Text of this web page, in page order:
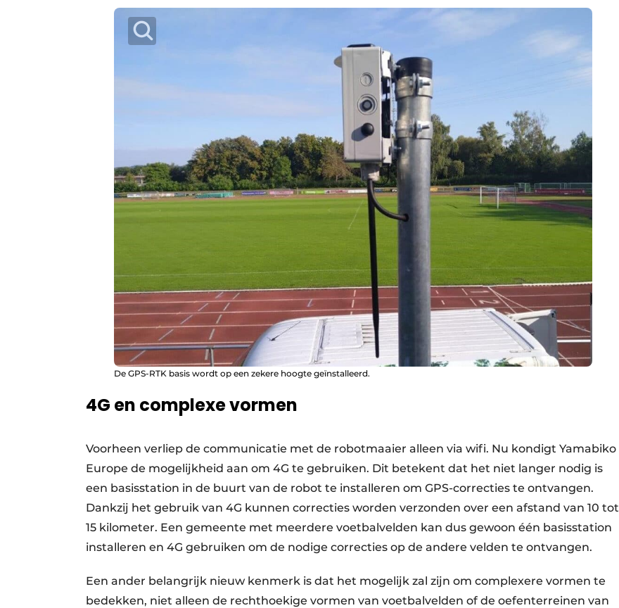
De GPS-RTK basis wordt op een zekere hoogte geïnstalleerd.
4G en complexe vormen
Voorheen verliep de communicatie met de robotmaaier alleen via wifi. Nu kondigt Yamabiko
Europe de mogelijkheid aan om 4G te gebruiken. Dit betekent dat het niet langer nodig is
een basisstation in de buurt van de robot te installeren om GPS-correcties te ontvangen.
Dankzij het gebruik van 4G kunnen correcties worden verzonden over een afstand van 10 tot
15 kilometer. Een gemeente met meerdere voetbalvelden kan dus gewoon één basisstation
installeren en 4G gebruiken om de nodige correcties op de andere velden te ontvangen.
Een ander belangrijk nieuw kenmerk is dat het mogelijk zal zijn om complexere vormen te
bedekken, niet alleen de rechthoekige vormen van voetbalvelden of de oefenterreinen van